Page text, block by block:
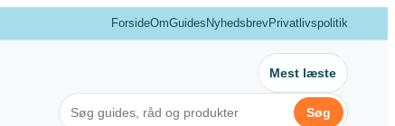
ForsideOmGuides NyhedsbrevPrivatlivspolitik
Mest læste
Søg